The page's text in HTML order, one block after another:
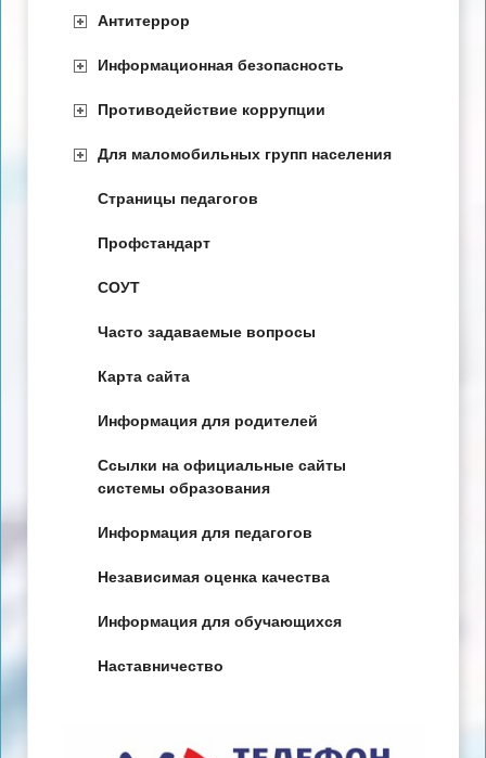
Антитеррор
Информационная безопасность
Противодействие коррупции
Для маломобильных групп населения
Страницы педагогов
Профстандарт
СОУТ
Часто задаваемые вопросы
Карта сайта
Информация для родителей
Ссылки на официальные сайты
системы образования
Информация для педагогов
Независимая оценка качества
Информация для обучающихся
Наставничество